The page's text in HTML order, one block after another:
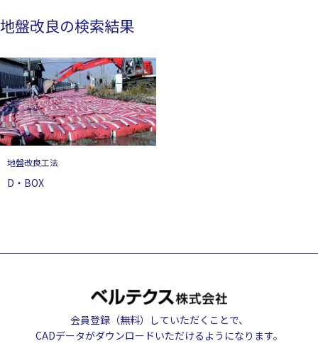
地盤改良の検索結果
地盤改良工法
D・BOX
会員登録（無料）していただくことで、
CADデータがダウンロードいただけるようになります。